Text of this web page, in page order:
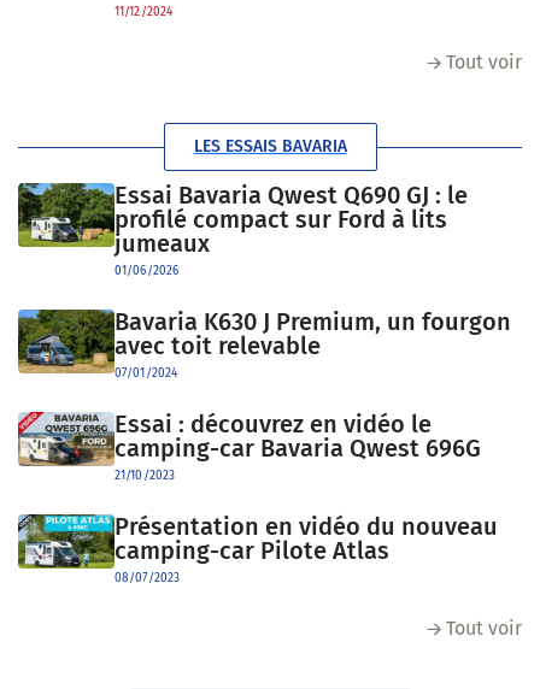
11/12/2024
Tout voir
LES ESSAIS BAVARIA
Essai Bavaria Qwest Q690 GJ : le
profilé compact sur Ford à lits
jumeaux
01/06/2026
Bavaria K630 J Premium, un fourgon
avec toit relevable
07/01/2024
Essai : découvrez en vidéo le
camping-car Bavaria Qwest 696G
21/10/2023
Présentation en vidéo du nouveau
camping-car Pilote Atlas
08/07/2023
Tout voir